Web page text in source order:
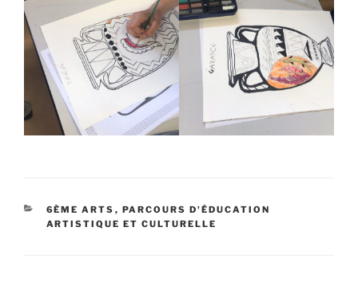
CATÉGORIES
6ÈME ARTS , PARCOURS D'ÉDUCATION
ARTISTIQUE ET CULTURELLE